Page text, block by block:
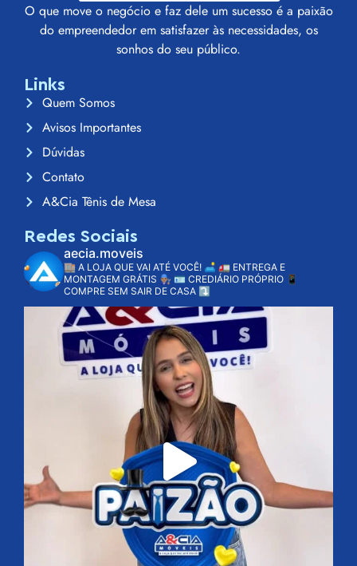
O que move o negócio e faz dele um sucesso é a paixão
do empreendedor em satisfazer às necessidades, os
sonhos do seu público.
Links
Quem Somos
Avisos Importantes
Dúvidas
Contato
A&Cia Tênis de Mesa
Redes Sociais
aecia.moveis
🏬 A LOJA QUE VAI ATÉ VOCÊ! 🛋️ 🚛 ENTREGA E
MONTAGEM GRÁTIS 👨🏽‍🔧 🪪 CREDIÁRIO PRÓPRIO 📱
COMPRE SEM SAIR DE CASA ⤵️